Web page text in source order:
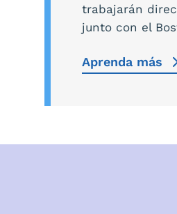
trabajarán
junto con el
Aprenda más